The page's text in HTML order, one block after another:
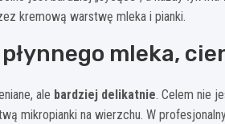
kremową warstwę mleka i pianki.
mleka,
ale bardziej delikatnie. Celem nie
mikropianki na wierzchu. W